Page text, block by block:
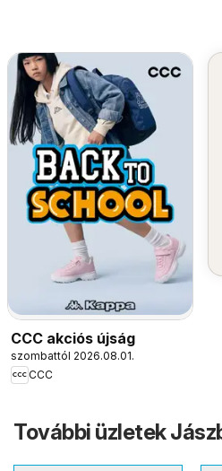
CCC akciós újság
szombattól 2026.08.01.
CCC
További üzletek